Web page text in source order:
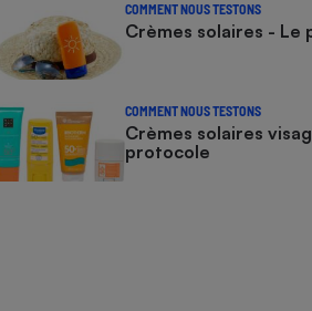
COMMENT NOUS TESTONS
Crèmes solaires - Le
COMMENT NOUS TESTONS
Crèmes solaires
protocole